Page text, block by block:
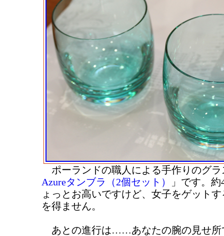
ポーランドの職人による手作りのグラ
Azureタンブラ（2個セット）
」です。
ょっとお高いですけど、女子をゲット
を得ません。
あとの進行は……あなたの腕の見せ所